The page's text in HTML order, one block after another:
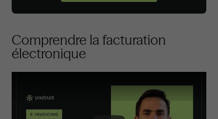
Comprendre la facturation
électronique